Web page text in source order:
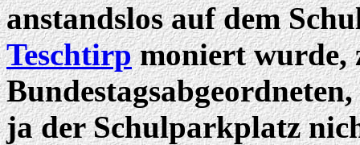
anstandslos auf dem
Teschtirpmoniert wurde,
ja der Schulparkplatz